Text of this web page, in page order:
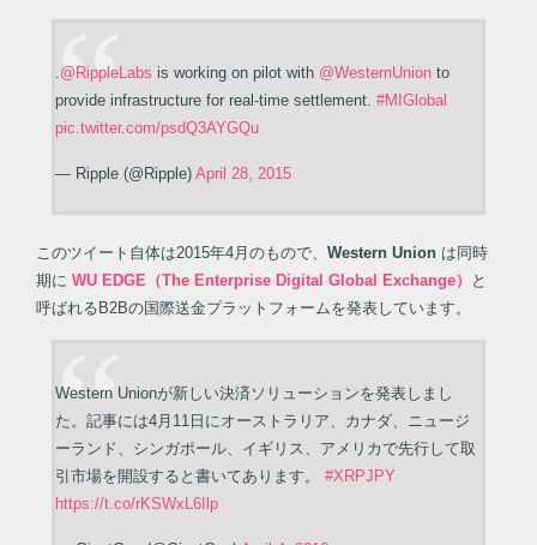
.@RippleLabs is working on pilot with @WesternUnion to
provide infrastructure for real-time settlement. #MIGlobal
pic.twitter.com/psdQ3AYGQu
— Ripple (@Ripple) April 28, 2015
このツイート自体は2015年4月のもので、 Western Union は同時
期に WU EDGE（The Enterprise Digital Global Exchange）
と
呼ばれるB2Bの国際送金プラットフォームを発表しています。
Western Unionが新しい決済ソリューションを発表しまし
た。記事には4月11日にオーストラリア、カナダ、ニュージ
ーランド、シンガポール、イギリス、アメリカで先行して取
引市場を開設すると書いてあります。 #XRPJPY
https://t.co/rKSWxL6Ilp